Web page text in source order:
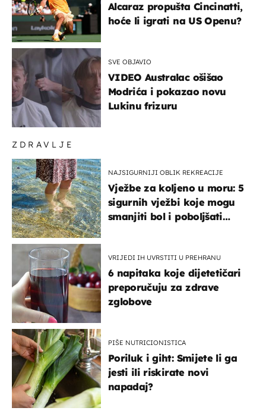
ZDRAVLJE
NAJSIGURNIJI OBLIK REKREACIJE
Vježbe za koljeno u moru: 5
sigurnih vježbi koje mogu
smanjiti bol i poboljšati
VRIJEDI IH UVRSTITI U PREHRANU
6 napitaka koje dijetetičari
preporučuju za zdrave
zglobove
PIŠE NUTRICIONISTICA
Poriluk i giht: Smijete li ga
jesti ili riskirate novi
napadaj?
Alcaraz propušta Cincinatti,
hoće li igrati na US Openu?
SVE OBJAVIO
VIDEO Australac ošišao
Modrića i pokazao novu
Lukinu frizuru